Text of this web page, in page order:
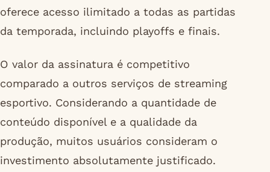
oferece acesso ilimitado a todas as partidas
da temporada, incluindo playoffs e finais.
O valor da assinatura é competitivo
comparado a outros serviços de streaming
esportivo. Considerando a quantidade de
conteúdo disponível e a qualidade da
produção, muitos usuários consideram o
investimento absolutamente justificado.